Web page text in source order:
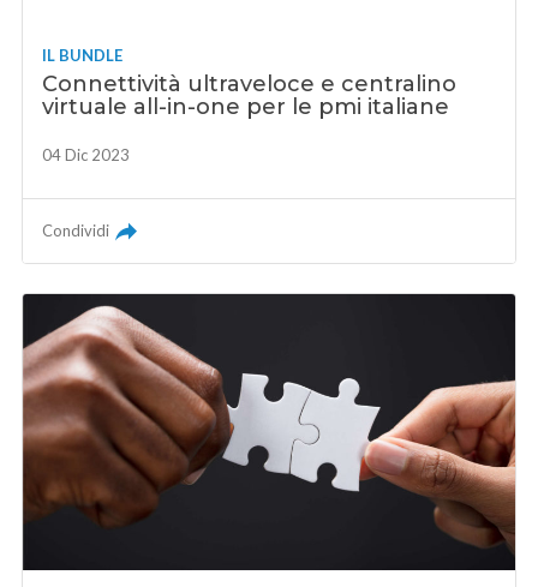
IL BUNDLE
Connettività ultraveloce e centralino
virtuale all-in-one per le pmi italiane
04 Dic 2023
Condividi